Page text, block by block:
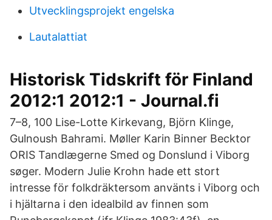
Utvecklingsprojekt engelska
Lautalattiat
Historisk Tidskrift för Finland
2012:1 2012:1 - Journal.fi
7–8, 100 Lise-Lotte Kirkevang, Björn Klinge,
Gulnoush Bahrami. Møller Karin Binner Becktor
ORIS Tandlægerne Smed og Donslund i Viborg
søger. Modern Julie Krohn hade ett stort
intresse för folkdräktersom använts i Viborg och
i hjältarna i den idealbild av finnen som